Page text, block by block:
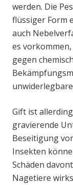
werden. Die
flüssiger Form
auch
es
gegen
Gift ist
gravierende
Beseitigung
Insekten
Schäden
Nagetiere